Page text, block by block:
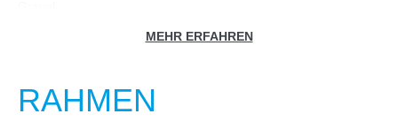
Geschlecht
MEHR ERFAHREN
RAHMEN